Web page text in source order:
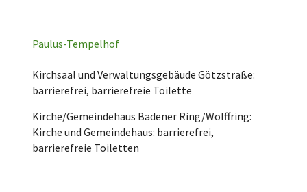
Paulus-Tempelhof
Kirchsaal und Verwaltungsgebäude Götzstraße:
barrierefrei, barrierefreie Toilette
Kirche/Gemeindehaus Badener Ring/Wolffring:
Kirche und Gemeindehaus: barrierefrei,
barrierefreie Toiletten